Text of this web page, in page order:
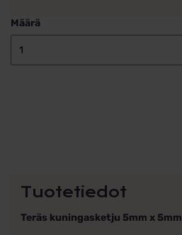
Määrä
Tuotetiedot
Teräs kuningasketju 5mm x 5mm